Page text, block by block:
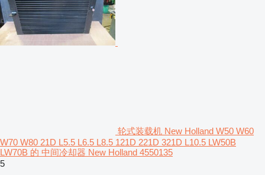
轮式装载机 New Holland W50 W60
W70 W80 21D L5.5 L6.5 L8.5 121D 221D 321D L10.5 LW50B
LW70B 的 中间冷却器 New Holland 4550135
5